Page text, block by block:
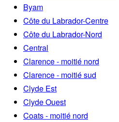
Byam
Côte du Labrador-Centre
Côte du Labrador-Nord
Central
Clarence - moitié nord
Clarence - moitié sud
Clyde Est
Clyde Ouest
Coats - moitié nord